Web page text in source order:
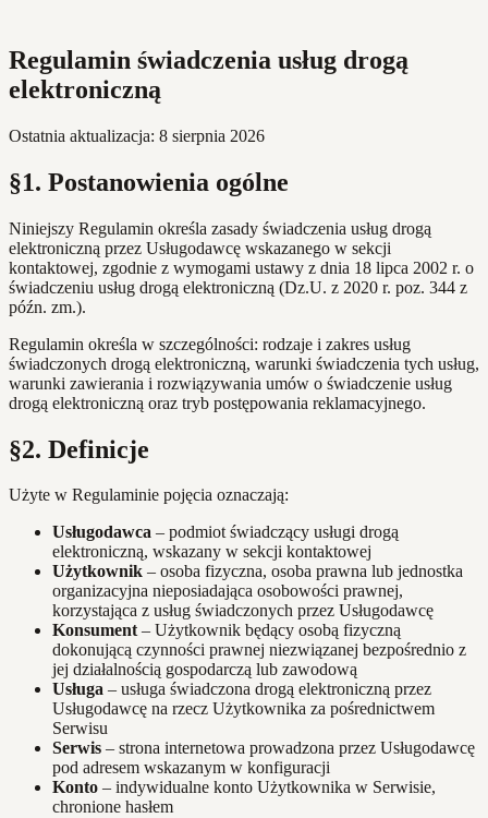
Regulamin świadczenia usług drogą
elektroniczną
Ostatnia aktualizacja: 8 sierpnia 2026
§1. Postanowienia ogólne
Niniejszy Regulamin określa zasady świadczenia usług drogą
elektroniczną przez Usługodawcę wskazanego w sekcji
kontaktowej, zgodnie z wymogami ustawy z dnia 18 lipca 2002 r. o
świadczeniu usług drogą elektroniczną (Dz.U. z 2020 r. poz. 344 z
późn. zm.).
Regulamin określa w szczególności: rodzaje i zakres usług
świadczonych drogą elektroniczną, warunki świadczenia tych usług,
warunki zawierania i rozwiązywania umów o świadczenie usług
drogą elektroniczną oraz tryb postępowania reklamacyjnego.
§2. Definicje
Użyte w Regulaminie pojęcia oznaczają:
Usługodawca – podmiot świadczący usługi drogą
elektroniczną, wskazany w sekcji kontaktowej
Użytkownik – osoba fizyczna, osoba prawna lub jednostka
organizacyjna nieposiadająca osobowości prawnej,
korzystająca z usług świadczonych przez Usługodawcę
Konsument– Użytkownik będący osobą fizyczną
dokonującą czynności prawnej niezwiązanej bezpośrednio z
jej działalnością gospodarczą lub zawodową
Usługa – usługa świadczona drogą elektroniczną przez
Usługodawcę na rzecz Użytkownika za pośrednictwem
Serwisu
Serwis – strona internetowa prowadzona przez Usługodawcę
pod adresem wskazanym w konfiguracji
Konto – indywidualne konto Użytkownika w Serwisie,
chronione hasłem